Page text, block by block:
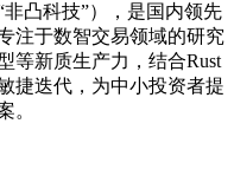
凸科技”），是国内领先
注于数智交易领域的研究
等新质生产力，结合Rust
捷迭代，为中小投资者提
。